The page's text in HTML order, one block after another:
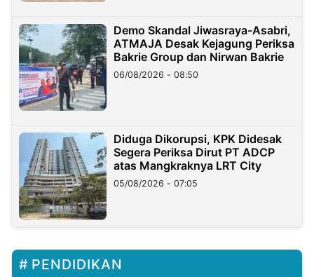
Demo Skandal Jiwasraya-Asabri,
ATMAJA Desak Kejagung Periksa
Bakrie Group dan Nirwan Bakrie
06/08/2026 - 08:50
Diduga Dikorupsi, KPK Didesak
Segera Periksa Dirut PT ADCP
atas Mangkraknya LRT City
05/08/2026 - 07:05
PENDIDIKAN